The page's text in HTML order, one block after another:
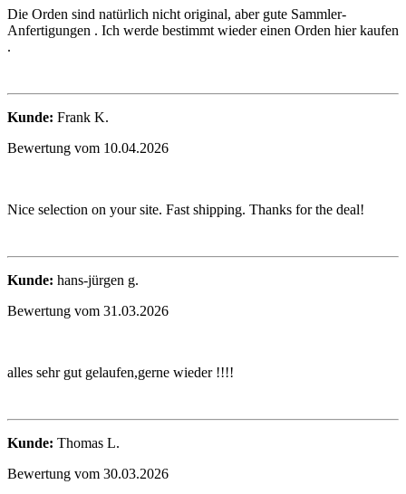
Die Orden sind natürlich nicht original, aber gute Sammler-
Anfertigungen . Ich werde bestimmt wieder einen Orden hier kaufen
.
Kunde: Frank K.
Bewertung vom 10.04.2026
Nice selection on your site. Fast shipping. Thanks for the deal!
Kunde: hans-jürgen g.
Bewertung vom 31.03.2026
alles sehr gut gelaufen,gerne wieder !!!!
Kunde: Thomas L.
Bewertung vom 30.03.2026